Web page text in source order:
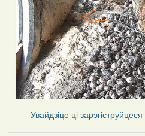
Увайдзіце цізарэгіструйцеся